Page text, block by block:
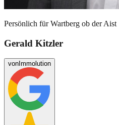
Persönlich fürWartberg ob der Aist
Gerald Kitzler
von Immolution